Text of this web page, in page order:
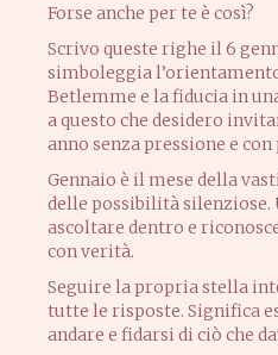
Forse anche per te è così?
Scrivo queste righe il 6
simboleggia
Betlemme e la fiducia in
a questo che desidero
anno senza pressione e
Gennaio è il mese della
delle possibilità silenziose.
ascoltare dentro e
con verità.
Seguire la propria stella
tutte le risposte. Significa
andare e fidarsi di ciò che